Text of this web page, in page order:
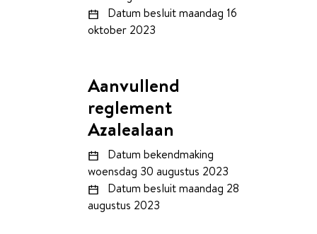
Datum besluitmaandag 16
oktober 2023
Aanvullend
reglement
Azalealaan
Datum bekendmaking
woensdag 30 augustus 2023
Datum besluitmaandag 28
augustus 2023